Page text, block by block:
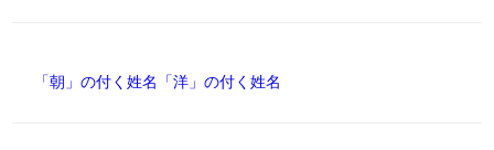
「朝」の付く姓名 「洋」の付く姓名